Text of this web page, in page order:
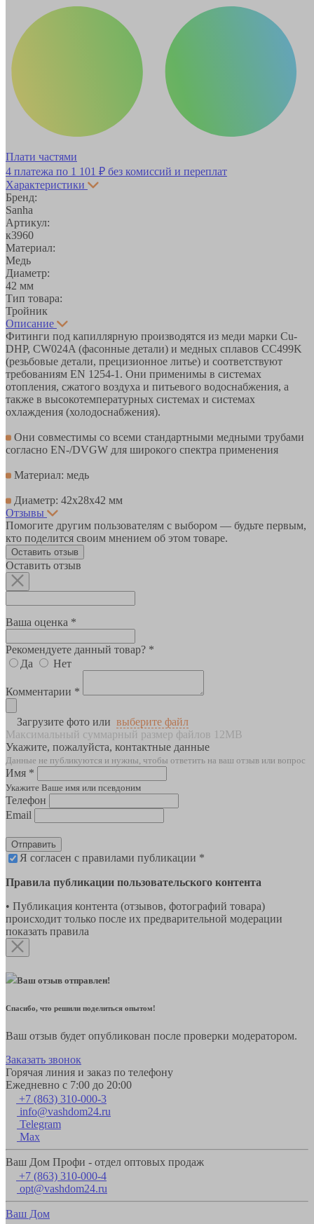
Плати частями
4 платежа по 1 101 ₽ без комиссий и переплат
Характеристики
Бренд:
Sanha
Артикул:
к3960
Материал:
Медь
Диаметр:
42 мм
Тип товара:
Тройник
Описание
Фитинги под капиллярную производятся из меди марки Cu-
DHP, CW024A (фасонные детали) и медных сплавов CC499K
(резьбовые детали, прецизионное литье) и соответствуют
требованиям EN 1254-1. Они применимы в системах
отопления, сжатого воздуха и питьевого водоснабжения, а
также в высокотемпературных системах и системах
охлаждения (холодоснабжения).
Они совместимы со всеми стандартными медными трубами
согласно EN-/DVGW для широкого спектра применения
Материал: медь
Диаметр: 42х28х42 мм
Отзывы
Помогите другим пользователям с выбором — будьте первым,
кто поделится своим мнением об этом товаре.
Оставить отзыв
Оставить отзыв
Ваша оценка *
Рекомендуете данный товар? *
Да
Нет
Комментарии *
Загрузите фото или выберите файл
Максимальный суммарный размер файлов 12MB
Укажите, пожалуйста, контактные данные
Данные не публикуются и нужны, чтобы ответить на ваш отзыв или вопрос
Имя *
Укажите Ваше имя или псевдоним
Телефон
Email
Отправить
Я согласен с правилами публикации *
Правила публикации пользовательского контента
• Публикация контента (отзывов, фотографий товара)
происходит только после их предварительной модерации
показать правила
Ваш отзыв отправлен!
Спасибо, что решили поделиться опытом!
Ваш отзыв будет опубликован после проверки модератором.
Заказать звонок
Горячая линия и заказ по телефону
Ежедневно с 7:00 до 20:00
+7 (863) 310-000-3
info@vashdom24.ru
Telegram
Max
Ваш Дом Профи - отдел оптовых продаж
+7 (863) 310-000-4
opt@vashdom24.ru
Ваш Дом